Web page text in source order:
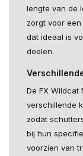
lengte van de
zorgt voor
dat ideaal is
doelen.
De FX Wildcat
verschillende
zodat
bij hun
voorzien van